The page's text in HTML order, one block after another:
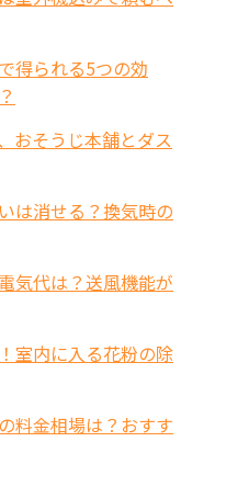
得られる5つの効
おそうじ本舗とダス
は消せる？換気時の
気代は？送風機能が
室内に入る花粉の除
料金相場は？おすす